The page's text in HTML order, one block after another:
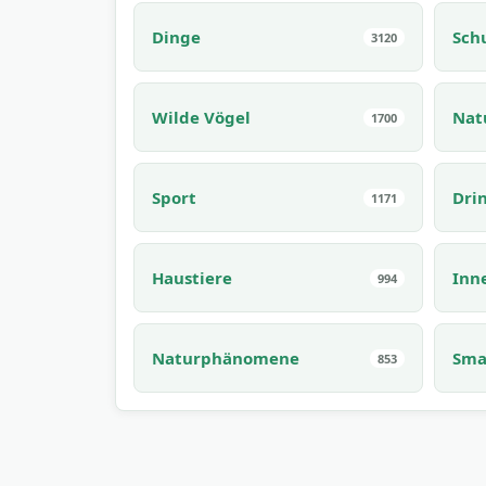
Dinge 3120
Wilde Vögel 1700
Sport 1171
Haustiere 994
Naturphänomene 853